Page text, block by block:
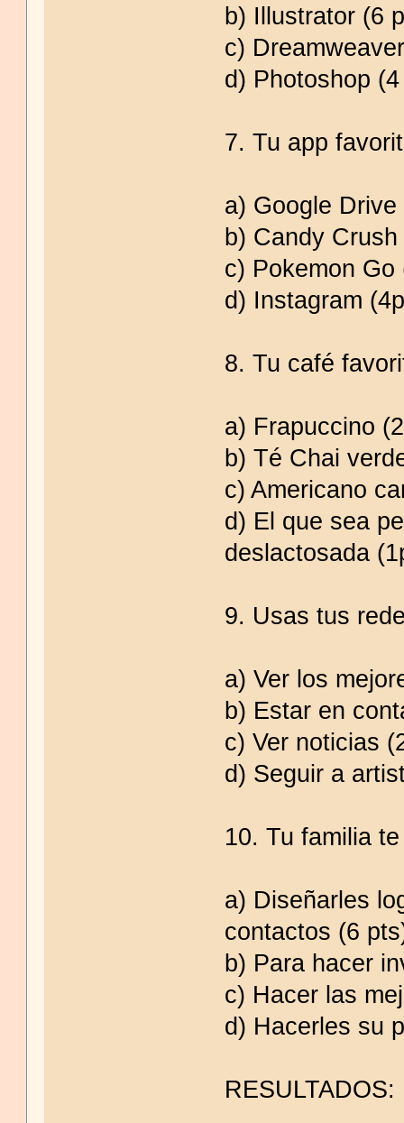
b) Illustrator (6
c)
d) Photoshop
7. Tu app
a) Google
b) Candy
c) Pokemon Go
d) Instagram
8. Tu café
a) Frapuccino
b) Té Chai
c) Americano
d) El que sea
deslactosada
9. Usas tus
a) Ver los
b) Estar en
c) Ver noticias
d) Seguir a
10. Tu familia
a) Diseñarles
contactos (6
b) Para hacer
c) Hacer las
d) Hacerles su
RESULTADOS: